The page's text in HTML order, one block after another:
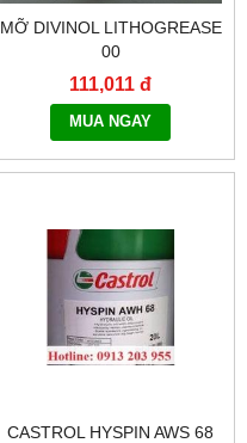
MỠ DIVINOL LITHOGREASE
00
111,011 đ
MUA NGAY
CASTROL HYSPIN AWS 68